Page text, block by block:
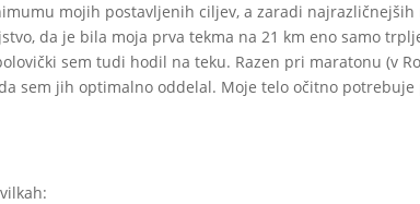
mojih postavljenih ciljev, a zaradi najrazličnejših
da je bila moja prva tekma na 21 km eno samo
sem tudi hodil na teku. Razen pri maratonu (v
sem jih optimalno oddelal. Moje telo očitno potrebuje